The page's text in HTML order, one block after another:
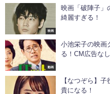
映画
映画「破陣子」
綺麗すぎる！
動画
小池栄子の映画
る！CM広告な
【なつぞら】
貴になる！